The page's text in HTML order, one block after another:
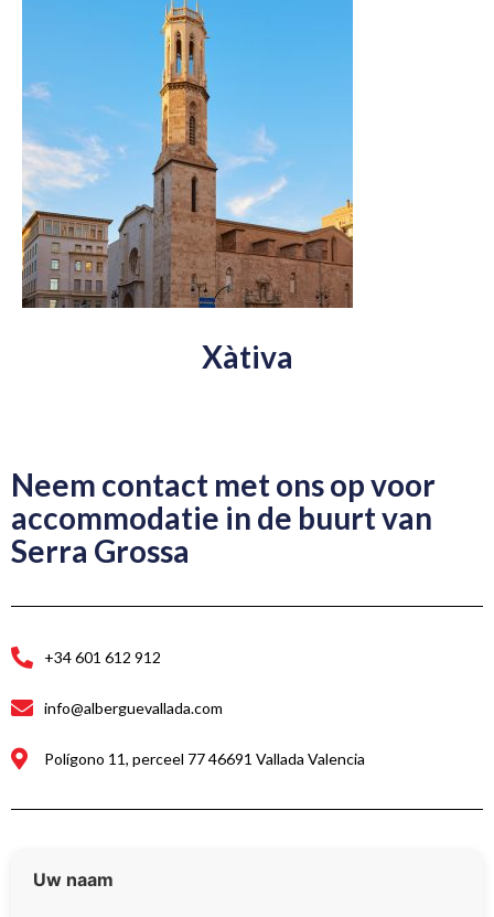
Xàtiva
Neem contact met ons op voor
accommodatie in de buurt van
Serra Grossa
+34 601 612 912
info@alberguevallada.com
Polígono 11, perceel 77 46691 Vallada Valencia
Uw naam